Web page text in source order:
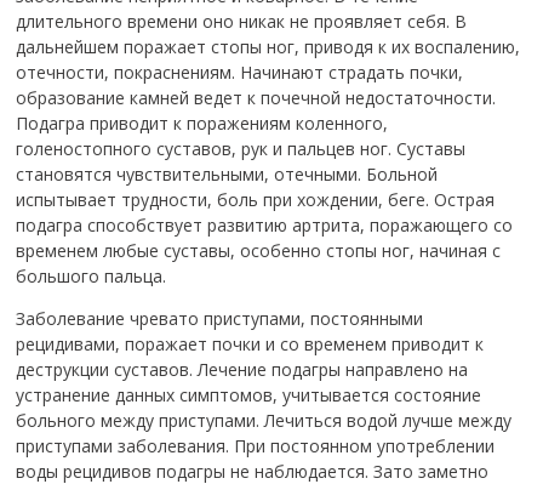
длительного времени оно никак не проявляет себя. В
дальнейшем поражает стопы ног, приводя к их воспалению,
отечности, покраснениям. Начинают страдать почки,
образование камней ведет к почечной недостаточности.
Подагра приводит к поражениям коленного,
голеностопного суставов, рук и пальцев ног. Суставы
становятся чувствительными, отечными. Больной
испытывает трудности, боль при хождении, беге. Острая
подагра способствует развитию артрита, поражающего со
временем любые суставы, особенно стопы ног, начиная с
большого пальца.
Заболевание чревато приступами, постоянными
рецидивами, поражает почки и со временем приводит к
деструкции суставов. Лечение подагры направлено на
устранение данных симптомов, учитывается состояние
больного между приступами. Лечиться водой лучше между
приступами заболевания. При постоянном употреблении
воды рецидивов подагры не наблюдается. Зато заметно